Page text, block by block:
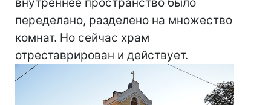
внутреннее пространство было
переделано, разделено на множество
комнат. Но сейчас храм
отреставрирован и действует.